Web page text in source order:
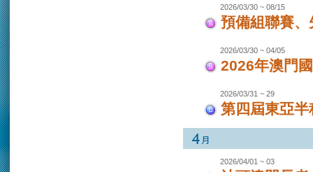
2026/03/30 ~ 08/15
預備組聯賽
2026/03/30 ~ 04/05
2026年澳門
2026/03/31 ~ 29
第四屆東亞
2026/04/01 ~ 03